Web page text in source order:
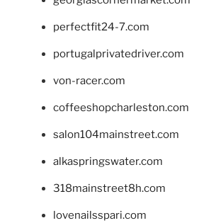
perfectfit24-7.com
portugalprivatedriver.com
von-racer.com
coffeeshopcharleston.com
salon104mainstreet.com
alkaspringswater.com
318mainstreet8h.com
lovenailsspari.com